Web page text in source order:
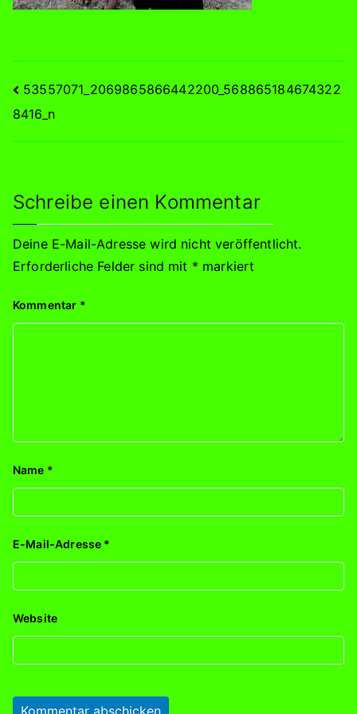
Beitragsnavigation
53557071_2069865866442200_568865184674322
8416_n
Schreibe einen Kommentar
Deine E-Mail-Adresse wird nicht veröffentlicht.
Erforderliche Felder sind mit * markiert
Kommentar *
Name *
E-Mail-Adresse *
Website